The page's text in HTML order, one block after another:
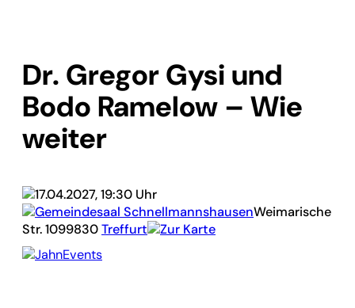
Dr. Gregor Gysi und
Bodo Ramelow – Wie
weiter
17.04.2027, 19:30 Uhr
Gemeindesaal SchnellmannshausenWeimarische
Str. 1099830Treffurt
Zur Karte
JahnEvents